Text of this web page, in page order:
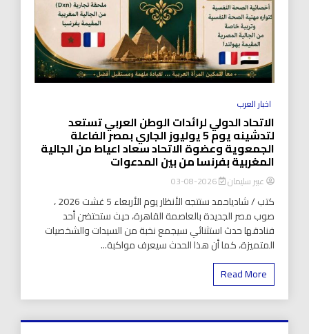
اخبار العرب
الاتحاد الدولي لرائدات الوطن العربي تستعد
لتدشينه يوم 5 يوليوز الجاري بمصر الفاعلة
الجمعوية وعضوة الاتحاد سعاد اعياط من الجالية
المغربية بفرنسا من بين المدعوات
عبير سليمان 2026-08-03
كتب / شادياحمد ستتجه الأنظار يوم الأربعاء 5 غشت 2026 ،
صوب مصر الجديدة بالعاصمة القاهرة، حيث ستحتضن أحد
فنادقها حدث استثنائي سيجمع نخبة من السيدات والشخصيات
المتميزة، كما أن هذا الحدث سيعرف مواكبة...
Read More